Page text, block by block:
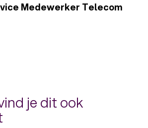
Medewerker Telecom
je dit ook